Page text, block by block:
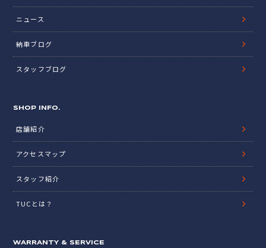
ニュース
納車ブログ
スタッフブログ
SHOP INFO.
店舗紹介
アクセスマップ
スタッフ紹介
TUCとは？
WARRANTY & SERVICE